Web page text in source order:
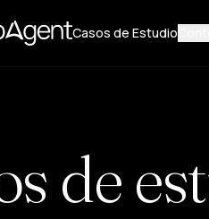
Casos de Estudio
de